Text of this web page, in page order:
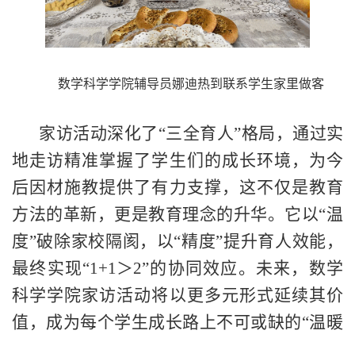
数学科学学院辅导员娜迪热到联系学生家里做客
家访活动深化了“三全育人”格局 ， 通过实
地走访精准掌握了学生们的成长环境，为今
后 因材施教提供了有力支撑，这不仅是教育
方法的革新，更是教育理念的升华。它以“温
度”破除家校隔阂，以“精度”提升育人效能，
最终实现“1+1＞2”的协同效应。未来， 数学
科学学院家访活动将以更多元形式延续其价
值，成为每个学生成长路上不可或缺的“温暖